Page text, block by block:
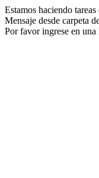
Estamos haciendo
Mensaje desde carpeta
Por favor ingrese en una